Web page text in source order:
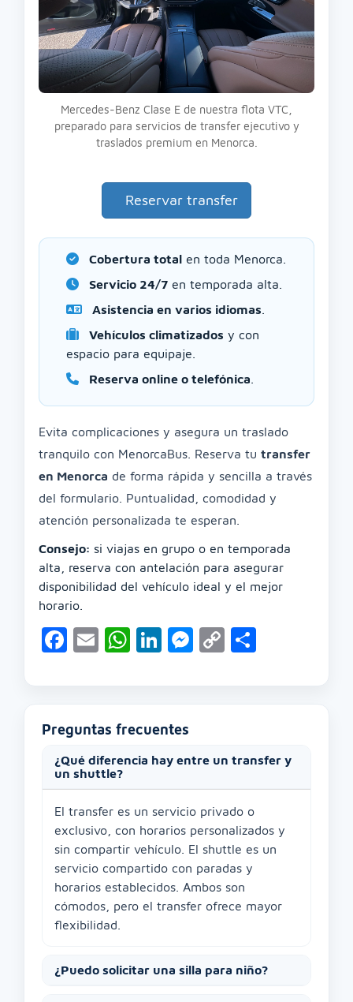
Mercedes-Benz Clase E de nuestra flota VTC,
preparado para servicios de transfer ejecutivo y
traslados premium en Menorca.
Reservar transfer
Cobertura total en toda Menorca.
Servicio 24/7 en temporada alta.
Asistencia en varios idiomas
Vehículos climatizados y con
espacio para equipaje.
Reserva online o telefónica
Evita complicaciones y asegura un traslado
tranquilo con MenorcaBus. Reserva tu transfer
en Menorca de forma rápida y sencilla a través
del formulario. Puntualidad, comodidad y
atención personalizada te esperan.
Consejo: si viajas en grupo o en temporada
alta, reserva con antelación para asegurar
disponibilidad del vehículo ideal y el mejor
horario.
Facebook
EmailWhatsApp
LinkedIn
Messenger
Copy
Preguntas frecuentes
¿Qué diferencia hay entre un transfer y
un shuttle?
El transfer es un servicio privado o
exclusivo, con horarios personalizados y
sin compartir vehículo. El shuttle es un
servicio compartido con paradas y
horarios establecidos. Ambos son
cómodos, pero el transfer ofrece mayor
flexibilidad.
¿Puedo solicitar una silla para niño?